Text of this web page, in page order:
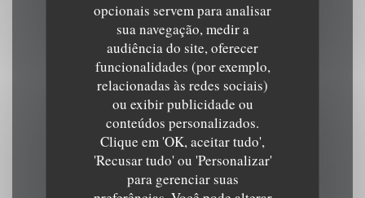
opcionais servem para analisar
sua navegação, medir a
audiência do site, oferecer
funcionalidades (por exemplo,
relacionadas às redes sociais)
ou exibir publicidade ou
conteúdos personalizados.
Clique em 'OK, aceitar tudo',
'Recusar tudo' ou 'Personalizar'
para gerenciar suas
Mapa e Contacto
Grand Place 15 7500 Tournai((abre numa nova
069 84 83 41
brasserielebeffroi@gmail.com
Facebook ((abre numa nova